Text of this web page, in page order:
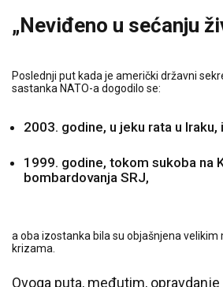
„Neviđeno u sećanju
Poslednji put kada je američki državni
sastanka NATO-a dogodilo se:
2003. godine, u jeku rata u Iraku, i
1999. godine, tokom sukoba na
bombardovanja SRJ,
a oba izostanka bila su objašnjena
krizama.
Ovoga puta, međutim,